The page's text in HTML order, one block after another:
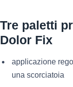
Tre paletti
Dolor Fix
applicazione
una scorciatoia